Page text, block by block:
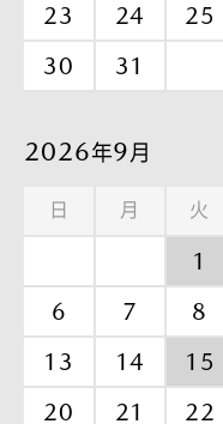
23
24 25
30
31
2026年9月
日 月 火
1
6
7 8
13
14 15
20
21 22